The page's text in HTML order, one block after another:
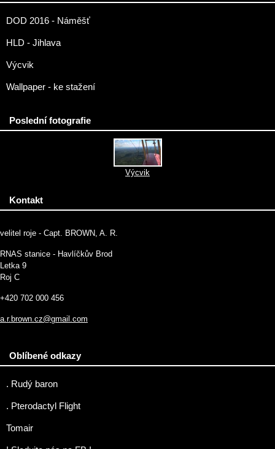
DOD 2016 - Náměšť
HLD - Jihlava
Výcvik
Wallpaper - ke stažení
Poslední fotografie
Výcvik
Kontakt
velitel roje - Capt. BROWN, A. R.
RNAS stanice - Havlíčkův Brod
Letka 9
Roj C
+420 702 000 456
a.r.brown.cz@gmail.com
Oblíbené odkazy
. Rudý baron
. Pterodactyl Flight
Tomair